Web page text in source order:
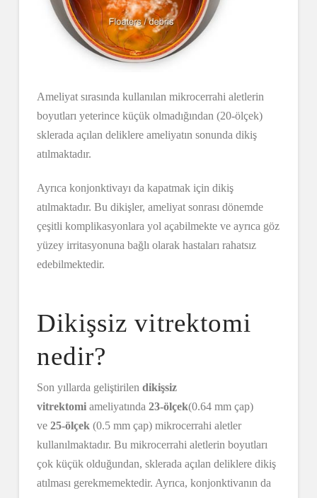
Ameliyat sırasında kullanılan mikrocerrahi aletlerin
boyutları yeterince küçük olmadığından (20-ölçek)
sklerada açılan deliklere ameliyatın sonunda dikiş
atılmaktadır.
Ayrıca konjonktivayı da kapatmak için dikiş
atılmaktadır. Bu dikişler, ameliyat sonrası dönemde
çeşitli komplikasyonlara yol açabilmekte ve ayrıca göz
yüzey irritasyonuna bağlı olarak hastaları rahatsız
edebilmektedir.
Dikişsiz vitrektomi
nedir?
Son yıllarda geliştirilen dikişsiz
vitrektomi ameliyatında 23-ölçek(0.64 mm çap)
ve 25-ölçek (0.5 mm çap) mikrocerrahi aletler
kullanılmaktadır. Bu mikrocerrahi aletlerin boyutları
çok küçük olduğundan, sklerada açılan deliklere dikiş
atılması gerekmemektedir. Ayrıca, konjonktivanın da